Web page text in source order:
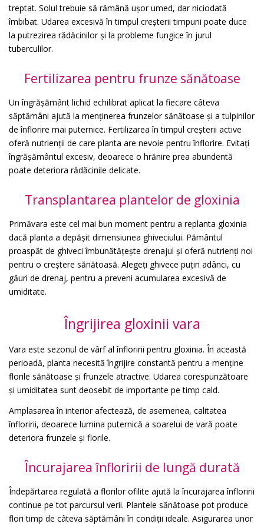
treptat. Solul trebuie să rămână ușor umed, dar niciodată
îmbibat. Udarea excesivă în timpul creșterii timpurii poate duce
la putrezirea rădăcinilor și la probleme fungice în jurul
tuberculilor.
Fertilizarea pentru frunze sănătoase
Un îngrășământ lichid echilibrat aplicat la fiecare câteva
săptămâni ajută la menținerea frunzelor sănătoase și a tulpinilor
de înflorire mai puternice. Fertilizarea în timpul creșterii active
oferă nutrienții de care planta are nevoie pentru înflorire. Evitați
îngrășământul excesiv, deoarece o hrănire prea abundentă
poate deteriora rădăcinile delicate.
Transplantarea plantelor de gloxinia
Primăvara este cel mai bun moment pentru a replanta gloxinia
dacă planta a depășit dimensiunea ghiveciului. Pământul
proaspăt de ghiveci îmbunătățește drenajul și oferă nutrienți noi
pentru o creștere sănătoasă. Alegeți ghivece puțin adânci, cu
găuri de drenaj, pentru a preveni acumularea excesivă de
umiditate.
Îngrijirea gloxinii vara
Vara este sezonul de vârf al înfloririi pentru gloxinia. În această
perioadă, planta necesită îngrijire constantă pentru a menține
florile sănătoase și frunzele atractive. Udarea corespunzătoare
și umiditatea sunt deosebit de importante pe timp cald.
Amplasarea în interior afectează, de asemenea, calitatea
înfloririi, deoarece lumina puternică a soarelui de vară poate
deteriora frunzele și florile.
Încurajarea înfloririi de lungă durată
Îndepărtarea regulată a florilor ofilite ajută la încurajarea înfloririi
continue pe tot parcursul verii. Plantele sănătoase pot produce
flori timp de câteva săptămâni în condiții ideale. Asigurarea unor